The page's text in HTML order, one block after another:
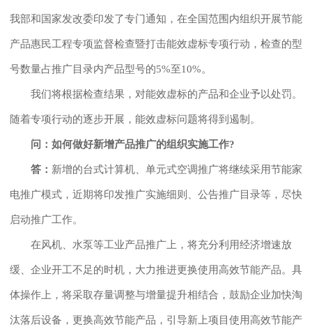
我部和国家发改委印发了专门通知，在全国范围内组织开展节能
产品惠民工程专项监督检查暨打击能效虚标专项行动，检查的型
号数量占推广目录内产品型号的5%至10%。
我们将根据检查结果，对能效虚标的产品和企业予以处罚。
随着专项行动的逐步开展，能效虚标问题将得到遏制。
问：如何做好新增产品推广的组织实施工作?
答： 新增的台式计算机、单元式空调推广将继续采用节能家
电推广模式，近期将印发推广实施细则、公告推广目录等，尽快
启动推广工作。
在风机、水泵等工业产品推广上，将充分利用经济增速放
缓、企业开工不足的时机，大力推进更换使用高效节能产品。具
体操作上，将采取存量调整与增量提升相结合，鼓励企业加快淘
汰落后设备，更换高效节能产品，引导新上项目使用高效节能产